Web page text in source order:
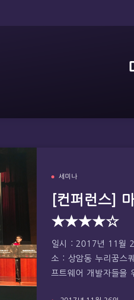
세미나
[컨퍼런스]
★★★★☆
일시 : 2017년 11월
소 : 상암동 누리꿈
프트웨어 개발자들을